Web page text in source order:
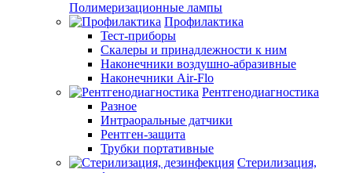
Полимеризационные лампы
Профилактика
Тест-приборы
Скалеры и принадлежности к ним
Наконечники воздушно-абразивные
Наконечники Air-Flo
Рентгенодиагностика
Разное
Интраоральные датчики
Рентген-защита
Трубки портативные
Стерилизация,